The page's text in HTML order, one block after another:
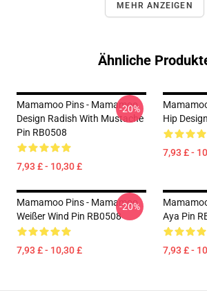
MEHR ANZEIGEN
Ähnliche
Mamamoo Pins - Mamamoo
Design Radish With Mustache
Pin RB0508
7,93 £ - 10,30 £
-20%
Hip
7,93 £ -
Mamamoo Pins - Mamamoo
Weißer Wind Pin RB0508
7,93 £ - 10,30 £
-20%
Aya Pin
7,93 £ -